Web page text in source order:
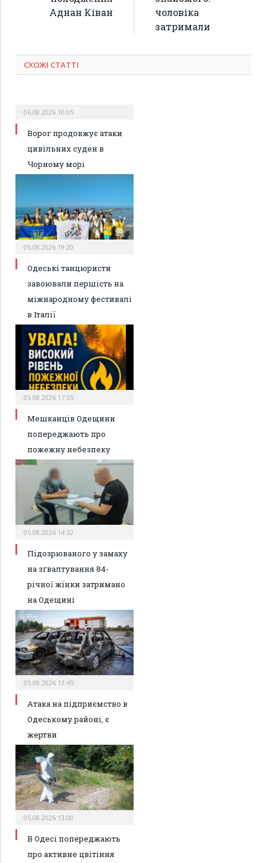
Аднан Ківан
чоловіка
затримали
СХОЖІ СТАТТІ
06.08.2026 10:05
Ворог продовжує атаки
цивільних суден в
Чорному морі
05.08.2026 19:20
Одеські танцюристи
завоювали першість на
міжнародному фестивалі
в Італії
05.08.2026 17:35
Мешканців Одещини
попереджають про
пожежну небезпеку
05.08.2026 14:32
Підозрюваного у замаху
на зґвалтування 84-
річної жінки затримано
на Одещині
05.08.2026 13:45
Атака на підприємство в
Одеському районі, є
жертви
05.08.2026 13:00
В Одесі попереджають
про активне цвітіння